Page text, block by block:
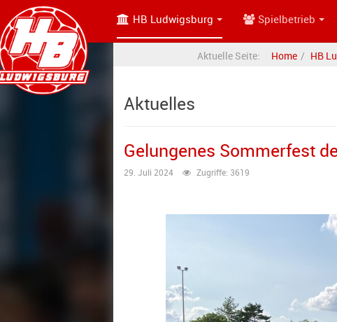
HB Ludwigsburg Spielbetrieb
Aktuelle Seite: Home HB
Aktuelles
Gelungenes Sommerfest
29. Juli 2024 Zugriffe: 3619